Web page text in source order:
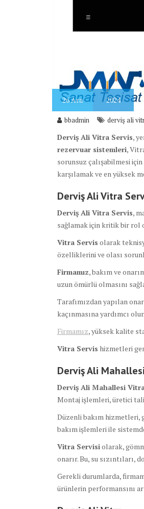
26Ara 2024
bbadmin derviş ali
Derviş Ali Vitra Servis,
rezervuar sistemleri,
sorunsuz çalışabilmesi
karşılamak ve en yüksek
Derviş Ali Vitra
Derviş Ali Vitra Servis,
sağlamak için kritik bir rol
Vitra Servis olarak
özelliklerini ve olası
Firmamız, bakım ve
uzun ömürlü olmasını
Tarafımızdan yapılan
kaçınmasına yardımcı olur.
Firmamız, yüksek kalite
Vitra Servis hizmetleri
Derviş Ali
Derviş Ali Mahallesi
Montaj işlemleri, üretici
Düzenli bakım hizmetleri,
bakım işlemleri ile
Vitra Servisiolarak,
onarır. Bu, su sızıntıları,
Gerekli durumlarda,
ürünlerin performansını